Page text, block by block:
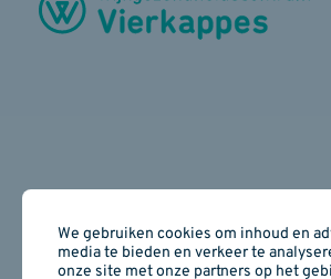
We gebruiken cookies om inhoud en
media te bieden en verkeer te
onze site met onze partners op het